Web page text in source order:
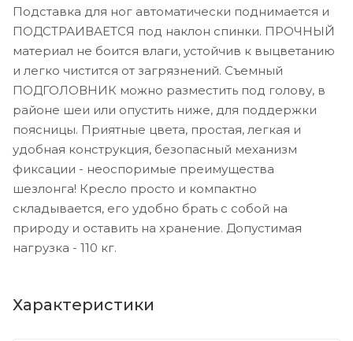
Подставка для ног автоматически поднимается и
ПОДСТРАИВАЕТСЯ под наклон спинки. ПРОЧНЫЙ
материал не боится влаги, устойчив к выцветанию
и легко чистится от загрязнений. Съемный
ПОДГОЛОВНИК можно разместить под голову, в
районе шеи или опустить ниже, для поддержки
поясницы. Приятные цвета, простая, легкая и
удобная конструкция, безопасный механизм
фиксации - неоспоримые преимущества
шезлонга! Кресло просто и компактно
складывается, его удобно брать с собой на
природу и оставить на хранение. Допустимая
нагрузка - 110 кг.
Характеристики